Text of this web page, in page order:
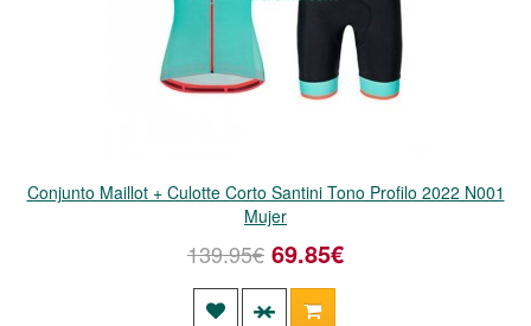
Conjunto Maillot + Culotte Corto Santini Tono Profilo 2022 N001
Mujer
139.95€ 69.85€